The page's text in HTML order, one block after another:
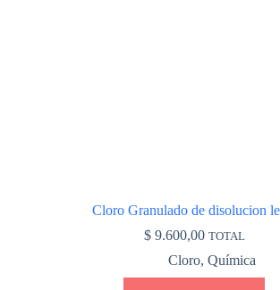
Cloro Granulado de disolucion
$9.600,00 TOTAL
Cloro,Química